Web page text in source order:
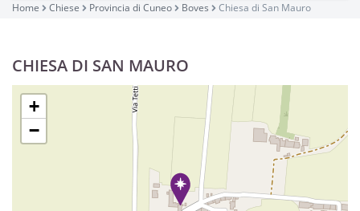
Home Chiese Provincia di Cuneo Boves Chiesa di San Mauro
CHIESA DI SAN MAURO
+
−